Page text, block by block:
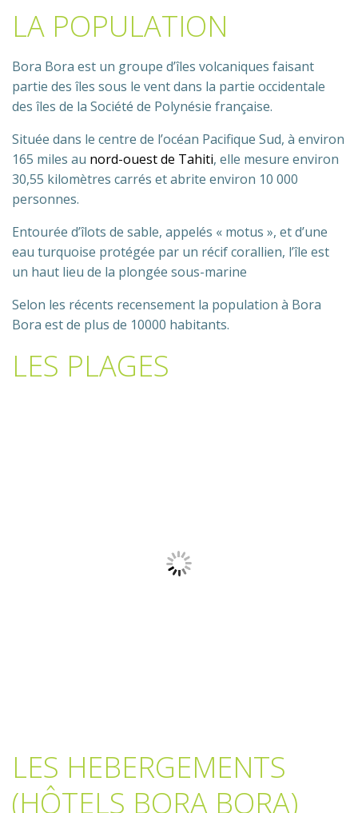
LA POPULATION
Bora Bora est un groupe d’îles volcaniques faisant
partie des îles sous le vent dans la partie occidentale
des îles de la Société de Polynésie française.
Située dans le centre de l’océan Pacifique Sud, à environ
165 miles au nord-ouest de Tahiti, elle mesure environ
30,55 kilomètres carrés et abrite environ 10 000
personnes.
Entourée d’îlots de sable, appelés « motus », et d’une
eau turquoise protégée par un récif corallien, l’île est
un haut lieu de la plongée sous-marine
Selon les récents recensement la population à Bora
Bora est de plus de 10000 habitants.
LES PLAGES
LES HEBERGEMENTS
(HÔTELS BORA BORA)